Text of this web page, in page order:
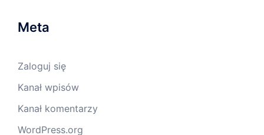
Meta
Zaloguj się
Kanał wpisów
Kanał komentarzy
WordPress.org